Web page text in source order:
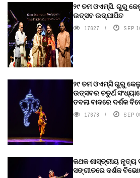
୨୯ ତମ ଓଏମ୍‌ସି. ଗୁରୁ
ଉତ୍ସବ ଉଦ୍‍ଯାପିତ
17627 SEP
୨୯ ତମ ଓଏମ୍‌ସି ଗୁରୁ
ଉତ୍ସବର ଚତୁର୍ଥ
ତବଲା ବାଦରେ ଦର୍ଶକ
17678 SEP
କଥକ ଶାସ୍ତ୍ରୀୟ ନୃତ୍ୟ
ସଙ୍ଗୀତରେ ଦର୍ଶକ